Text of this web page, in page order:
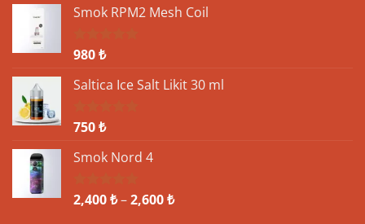
Cevap
Smok RPM2 Mesh Coil
5 üzerinden
aldı
980₺
Saltica Ice Salt Likit 30 ml
5 üzerinden
aldı
750₺
Smok Nord 4
5 üzerinden
2,400₺–2,600₺Fiyat